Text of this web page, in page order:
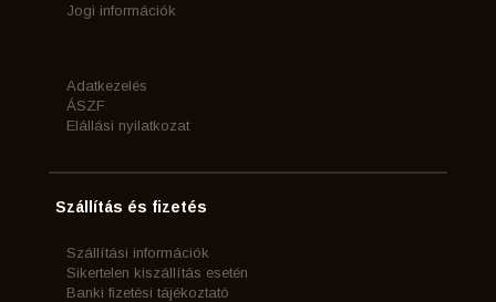
Jogi információk
Adatkezelés
ÁSZF
Elállási nyilatkozat
Szállítás és fizetés
Szállítási információk
Sikertelen kiszállítás esetén
Banki fizetési tájékoztató